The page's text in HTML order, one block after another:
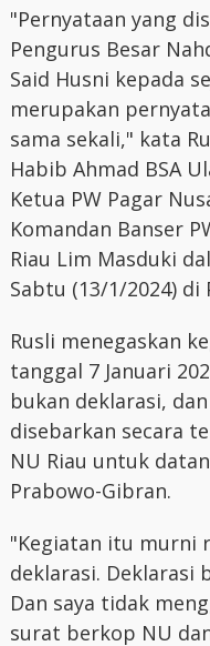
"Pernyataan yang
Pengurus Besar
Said Husni kepada
merupakan
sama sekali," kata
Habib Ahmad BSA
Ketua PW Pagar
Komandan Banser
Riau Lim Masduki
Sabtu (13/1/2024) di
Rusli menegaskan
tanggal 7 Januari
bukan deklarasi,
disebarkan secara
NU Riau untuk
Prabowo-Gibran.
"Kegiatan itu murni
deklarasi. Deklarasi
Dan saya tidak
surat berkop NU